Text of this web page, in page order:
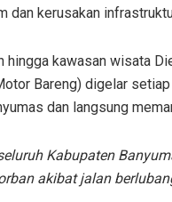
dan kerusakan
hingga kawasan wisata
Bareng) digelar
dan langsung
Kabupaten
akibat jalan